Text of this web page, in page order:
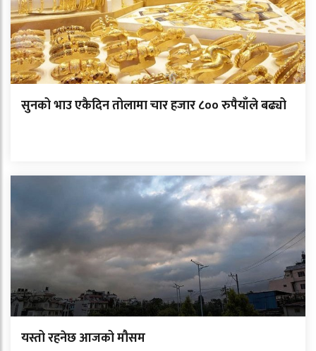
सुनको भाउ एकैदिन तोलामा चार हजार ८०० रुपैयाँले बढ्यो
यस्तो रहनेछ आजको मौसम